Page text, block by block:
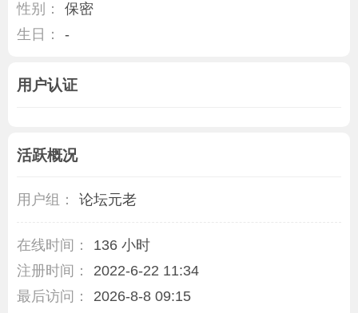
性别：
保密
生日：
-
用户认证
活跃概况
用户组： 论坛元老
在线时间：
136 小时
注册时间：
2022-6-22 11:34
最后访问：
2026-8-8 09:15